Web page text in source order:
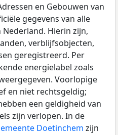
en Gebouwen van
gegevens van alle
Hierin zijn,
verblijfsobjecten,
geregistreerd. Per
energielabel zoals
Voorlopige
en niet rechtsgeldig;
een geldigheid van
zijn verlopen. In de
Doetinchem zijn